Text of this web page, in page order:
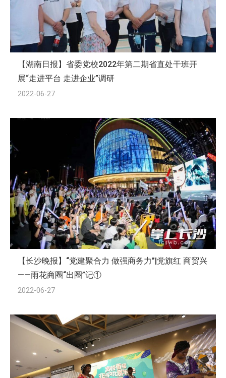
【湖南日报】省委党校2022年第二期省直处干班开
展“走进平台 走进企业”调研
2022-06-27
【长沙晚报】“党建聚合力 做强商务力”|党旗红 商贸兴
——雨花商圈“出圈”记①
2022-06-27